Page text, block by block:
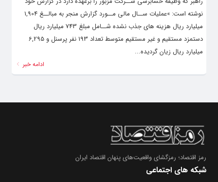
نوشته است: »عملیات ســال مالی مــورد گزارش منجر به مبالــغ 1,904
میلیارد ریال هزینه های جذب نشده شــامل مبلغ 743 میلیارد ریال
دستمزد مستقیم و غیر مستقیم متوسط تعداد 193 نفر پرسنل و 6,295
میلیارد ریال زیان گردیده...
ادامه خبر
رمز اقتصاد؛ رمزگشای واقعیت‌های پنهان اقتصاد ایران
شبکه های اجتماعی